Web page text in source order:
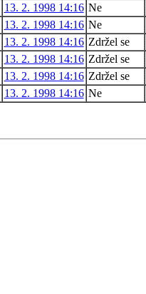
13. 2. 1998 14:16 Ne
13. 2. 1998 14:16 Ne
13. 2. 1998 14:16 Zdržel se
13. 2. 1998 14:16 Zdržel se
13. 2. 1998 14:16 Zdržel se
13. 2. 1998 14:16 Ne